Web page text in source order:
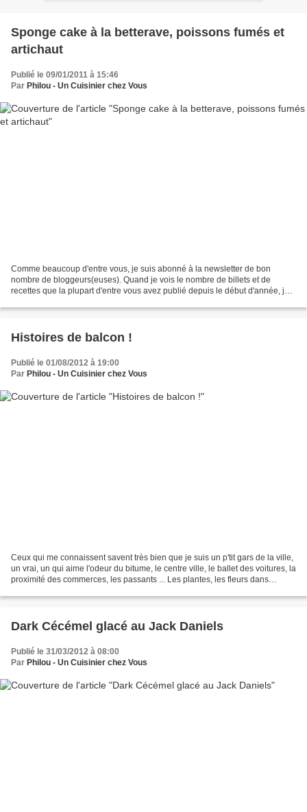
Sponge cake à la betterave, poissons fumés et
artichaut
Publié le 09/01/2011 à 15:46
Par Philou - Un Cuisinier chez Vous
Comme beaucoup d'entre vous, je suis abonné à la newsletter de bon
nombre de bloggeurs(euses). Quand je vois le nombre de billets et de
recettes que la plupart d'entre vous avez publié depuis le début d'année, je
Histoires de balcon !
Publié le 01/08/2012 à 19:00
Par Philou - Un Cuisinier chez Vous
Ceux qui me connaissent savent très bien que je suis un p'tit gars de la ville,
un vrai, un qui aime l'odeur du bitume, le centre ville, le ballet des voitures, la
proximité des commerces, les passants ... Les plantes, les fleurs dans
Dark Cécémel glacé au Jack Daniels
Publié le 31/03/2012 à 08:00
Par Philou - Un Cuisinier chez Vous